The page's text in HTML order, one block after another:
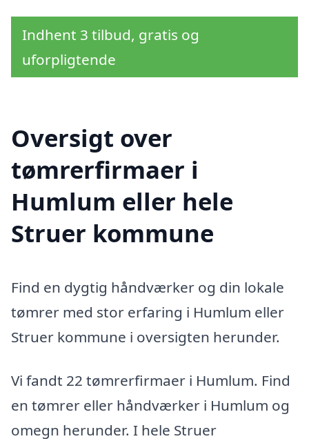
Indhent 3 tilbud, gratis og
uforpligtende
Oversigt over
tømrerfirmaer i
Humlum eller hele
Struer kommune
Find en dygtig håndværker og din lokale
tømrer med stor erfaring i Humlum eller
Struer kommune i oversigten herunder.
Vi fandt 22 tømrerfirmaer i Humlum. Find
en tømrer eller håndværker i Humlum og
omegn herunder. I hele Struer